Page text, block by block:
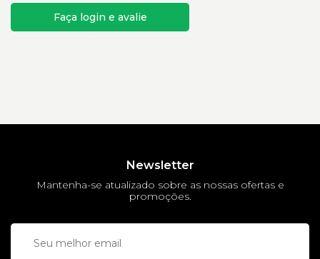
Faça login e avalie
Newsletter
Mantenha-se atualizado sobre as nossas ofertas e
promoções.